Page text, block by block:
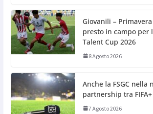
Giovanili –
presto in campo per
Talent Cup 2026
8 Agosto 2026
Anche la FSGC nella
partnership tra FIFA+
7 Agosto 2026